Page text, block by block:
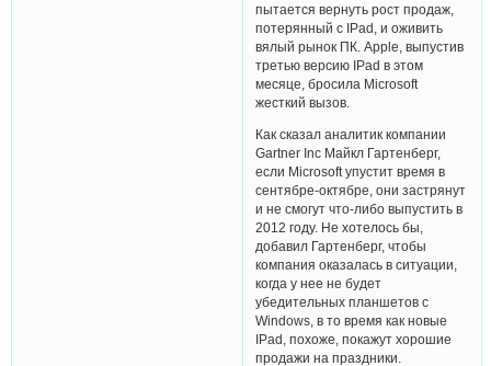
пытается вернуть рост продаж,
потерянный с IPad, и оживить
вялый рынок ПК. Apple, выпустив
третью версию IPad в этом
месяце, бросила Microsoft
жесткий вызов.
Как сказал аналитик компании
Gartner Inc Майкл Гартенберг,
если Microsoft упустит время в
сентябре-октябре, они застрянут
и не смогут что-либо выпустить в
2012 году. Не хотелось бы,
добавил Гартенберг, чтобы
компания оказалась в ситуации,
когда у нее не будет
убедительных планшетов с
Windows, в то время как новые
IPad, похоже, покажут хорошие
продажи на праздники.